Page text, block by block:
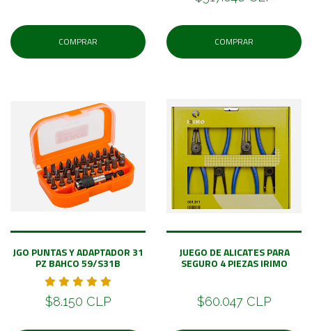
COMPRAR COMPRAR
JGO PUNTAS Y ADAPTADOR 31
PZ BAHCO 59/S31B
$8.150 CLP
JUEGO DE ALICATES PARA
SEGURO 4 PIEZAS IRIMO
$60.047 CLP